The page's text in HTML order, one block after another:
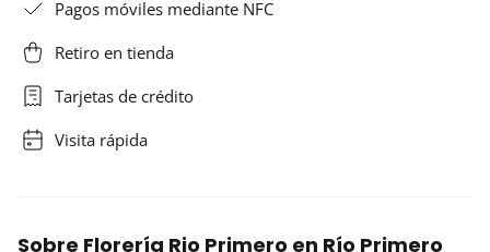
Pagos móviles mediante NFC
Retiro en tienda
Tarjetas de crédito
Visita rápida
Sobre Florería Rio Primero en Río Primero